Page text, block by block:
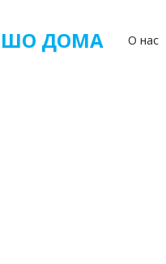
ДОМА О нас